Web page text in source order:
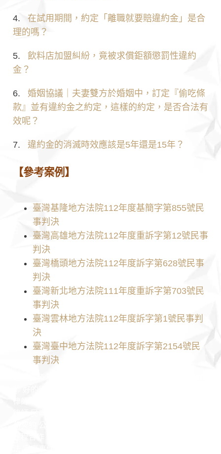
4. 在試用期間，約定「離職就要賠違約金」是合
理的嗎？
5. 飲料店加盟糾紛，竟被求償鉅額懲罰性違約
金？
6. 婚姻協議｜夫妻雙方於婚姻中，訂定『偷吃條
款』並有違約金之約定，這樣的約定，是否合法有
效呢？
7. 違約金的消滅時效應該是5年還是15年？
【參考案例】
臺灣基隆地方法院112年度基簡字第855號民
事判決
臺灣高雄地方法院112年度重訴字第12號民事
判決
臺灣橋頭地方法院112年度訴字第628號民事
判決
臺灣新北地方法院111年度重訴字第703號民
事判決
臺灣雲林地方法院112年度訴字第1號民事判
決
臺灣臺中地方法院112年度訴字第2154號民
事判決